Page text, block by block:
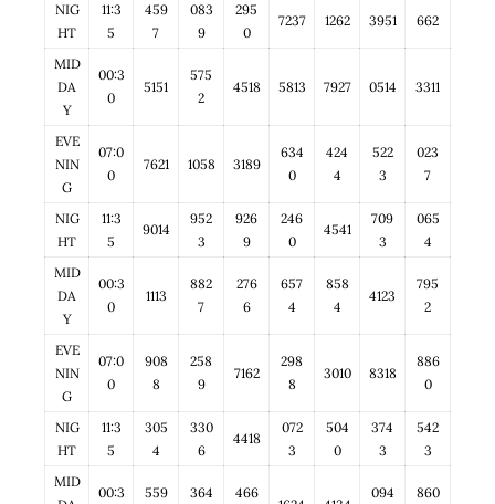
NIG
HT
11:3
5
459
7
083
9
295
0
7237 1262 3951 662
MID
DA
Y
00:3
0
5151
575
2
4518 5813 7927 0514 3311
EVE
NIN
G
07:0
0
7621 1058 3189
634
0
424
4
522
3
023
7
NIG
HT
11:3
5
9014
952
3
926
9
246
0
4541
709
3
065
4
MID
DA
Y
00:3
0
1113
882
7
276
6
657
4
858
4
4123
795
2
EVE
NIN
G
07:0
0
908
8
258
9
7162
298
8
3010 8318
886
0
NIG
HT
11:3
5
305
4
330
6
4418
072
3
504
0
374
3
542
3
MID
00:3
559
364
466
094
860